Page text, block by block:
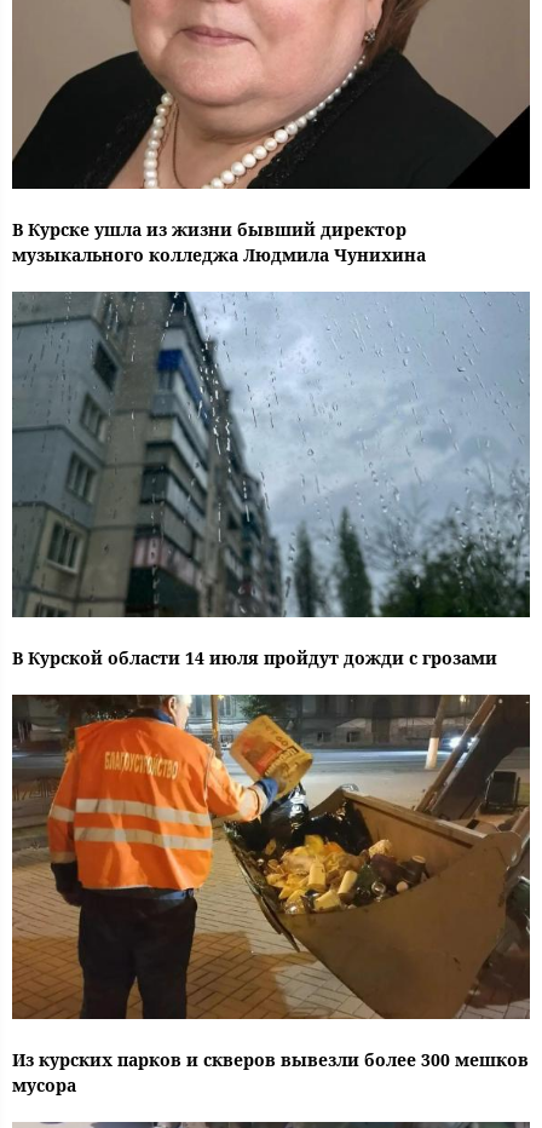
В Курске ушла из жизни бывший директор
музыкального колледжа Людмила Чунихина
В Курской области 14 июля пройдут дожди с грозами
Из курских парков и скверов вывезли более 300 мешков
мусора